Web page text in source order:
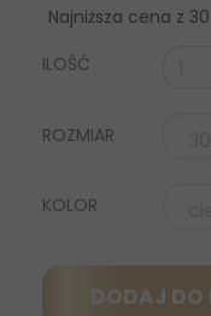
Najniższa cena z
ILOŚĆ
ROZMIAR
KOLOR
DODAJ DO